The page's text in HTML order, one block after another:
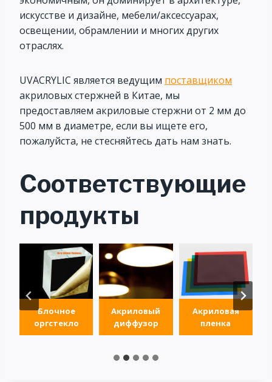
искусстве и дизайне, мебели/аксессуарах,
освещении, обрамлении и многих других
отраслях.
UVACRYLIC является ведущим поставщиком
акриловых стержней в Китае, мы
предоставляем акриловые стержни от 2 мм до
500 мм в диаметре, если вы ищете его,
пожалуйста, не стесняйтесь дать нам знать.
Соответствующие
продукты
Блочное
оргстекло
Акриловый
диффузор
Акриловая
пленка